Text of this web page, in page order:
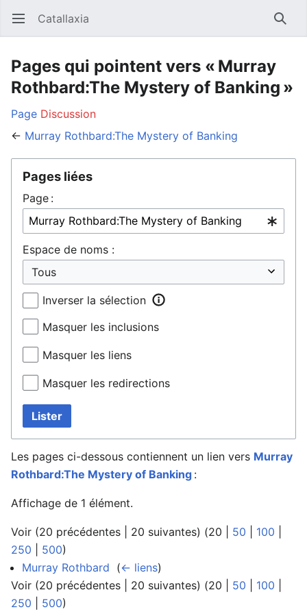
Ouvrir le menu principal Catallaxia
Pages qui pointent vers « Murray
Rothbard:The Mystery of Banking »
Page Discussion
← Murray Rothbard:The Mystery of Banking
Pages liées
Page :
Espace de noms :
Inverser la sélection
Masquer les inclusions
Masquer les liens
Masquer les redirections
Lister
Les pages ci-dessous contiennent un lien vers Murray
Rothbard:The Mystery of Banking :
Affichage de 1 élément.
Voir (20 précédentes 20 suivantes) (20 50 100
250
500)
Murray Rothbard (← liens)
Voir (20 précédentes 20 suivantes) (20 50 100
250
500)